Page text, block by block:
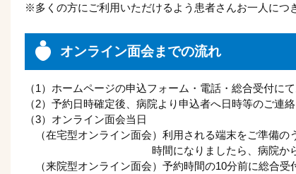
※多くの方にご利用いただけるよう患者さんお一人につ
オンライン面会までの流れ
（1）ホームページの申込フォーム・電話・総合受付に
（2）予約日時確定後、病院より申込者へ日時等のご連絡
（3）オンライン面会当日
（在宅型オンライン面会）利用される端末をご準備の
時間になりましたら、病院からビデオ
（来院型オンライン面会）予約時間の10分前に総合受